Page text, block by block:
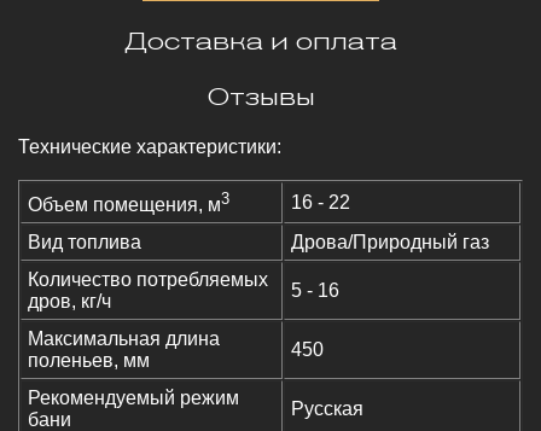
Доставка и оплата
Отзывы
Технические характеристики:
Объем помещения, м3
16 - 22
Вид топлива
Дрова/Природный газ
Количество потребляемых
дров, кг/ч
5 - 16
Максимальная длина
поленьев, мм
450
Рекомендуемый режим
бани
Русская